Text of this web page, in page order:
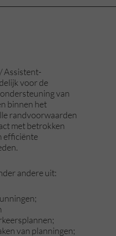
Assistent-
voor de
van
binnen het
randvoorwaarden
met betrokken
efficiënte
andere uit:
van planningen;